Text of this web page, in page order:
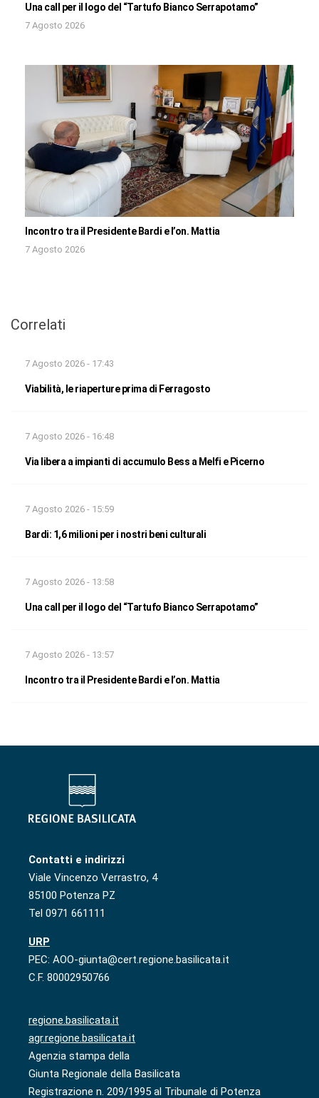
Una call per il logo del “Tartufo Bianco Serrapotamo”
7 Agosto 2026
Incontro tra il Presidente Bardi e l’on. Mattia
7 Agosto 2026
Correlati
7 Agosto 2026 - 17:43
Viabilità, le riaperture prima di Ferragosto
7 Agosto 2026 - 16:48
Via libera a impianti di accumulo Bess a Melfi e Picerno
7 Agosto 2026 - 15:59
Bardi: 1,6 milioni per i nostri beni culturali
7 Agosto 2026 - 13:58
Una call per il logo del “Tartufo Bianco Serrapotamo”
7 Agosto 2026 - 13:57
Incontro tra il Presidente Bardi e l’on. Mattia
Contatti e indirizzi
Viale Vincenzo Verrastro, 4
85100 Potenza PZ
Tel 0971 661111
URP
PEC: AOO-giunta@cert.regione.basilicata.it
C.F. 80002950766
regione.basilicata.it
agr.regione.basilicata.it
Agenzia stampa della
Giunta Regionale della Basilicata
Registrazione n. 209/1995 al Tribunale di Potenza